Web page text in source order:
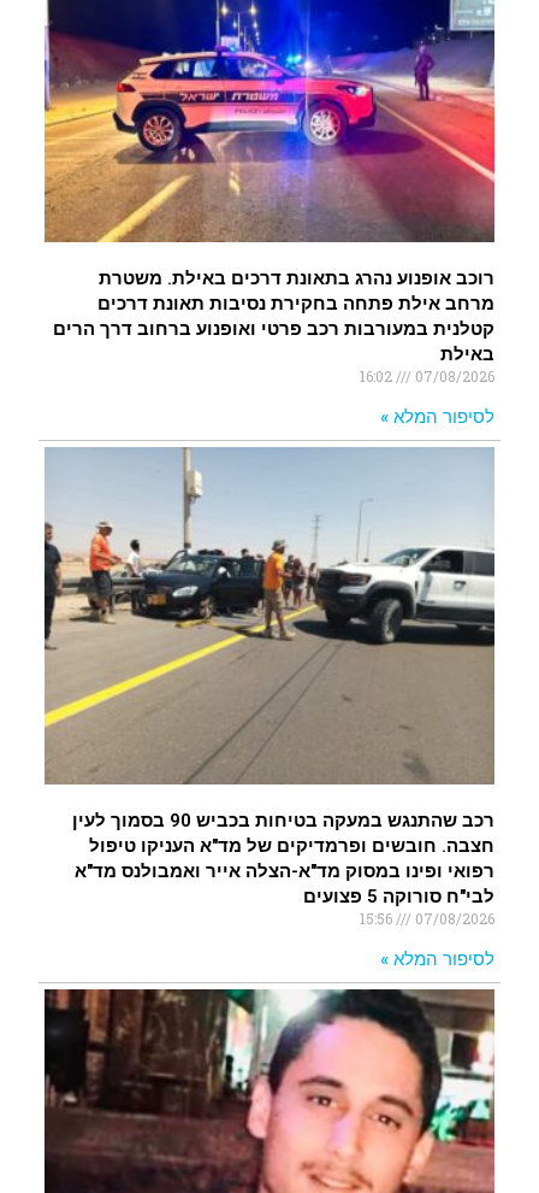
רוכב אופנוע נהרג בתאונת דרכים באילת. משטרת
מרחב אילת פתחה בחקירת נסיבות תאונת דרכים
קטלנית במעורבות רכב פרטי ואופנוע ברחוב דרך הרים
באילת
07/08/2026
16:02
לסיפור המלא »
רכב שהתנגש במעקה בטיחות בכביש 90 בסמוך לעין
חצבה. חובשים ופרמדיקים של מד"א העניקו טיפול
רפואי ופינו במסוק מד"א-הצלה אייר ואמבולנס מד"א
לבי"ח סורוקה 5 פצועים
07/08/2026
15:56
לסיפור המלא »